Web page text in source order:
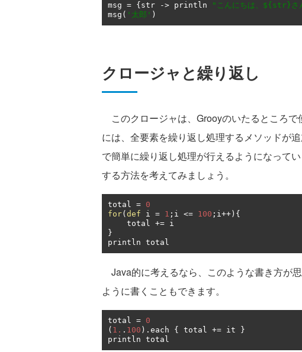
msg = { str -> println "こんにちは、${str}さ
msg ( '太郎' )
クロージャと繰り返し
このクロージャは、Grooyのいたるところ
には、全要素を繰り返し処理するメソッドが
で簡単に繰り返し処理が行えるようになって
する方法を考えてみましょう。
total = 0
for( def i = 1 ; i <= 100 ; i++){
    total
+=
}
println total
Java的に考えるなら、このような書き方が
ように書くこともできます。
total = 0
( 1. . 100 ). each { total += it
}
println total